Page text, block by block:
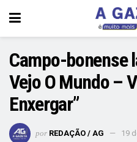
Campo-bonense
Vejo O Mundo –
Enxergar”
por REDAÇÃO / AG 19